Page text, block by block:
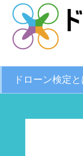
ドローン検定と